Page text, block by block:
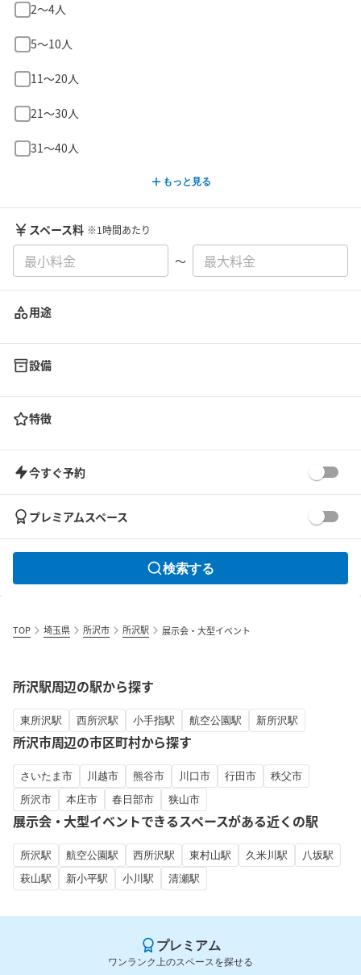
2〜4人
5〜10人
11〜20人
21〜30人
31〜40人
もっと見る
スペース料 ※1時間あたり
〜
用途
設備
特徴
今すぐ予約
プレミアムスペース
検索する
TOP 埼玉県 所沢市 所沢駅 展示会・大型イベント
所沢駅周辺の駅から探す
東所沢駅 西所沢駅 小手指駅 航空公園駅 新所沢駅
所沢市周辺の市区町村から探す
さいたま市 川越市 熊谷市 川口市 行田市
秩父市
所沢市
本庄市 春日部市 狭山市
展示会・大型イベントできるスペースがある近くの駅
所沢駅 航空公園駅 西所沢駅 東村山駅 久米川駅
八坂駅
萩山駅
新小平駅 小川駅 清瀬駅
プレミアム
ワンランク上のスペースを探せる